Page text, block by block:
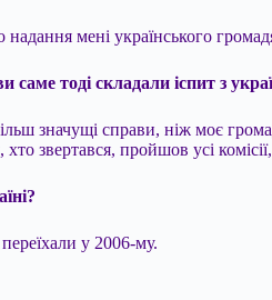
мені українського
тоді складали іспит з
значущі справи, ніж моє
звертався, пройшов усі комісії,
у 2006-му.